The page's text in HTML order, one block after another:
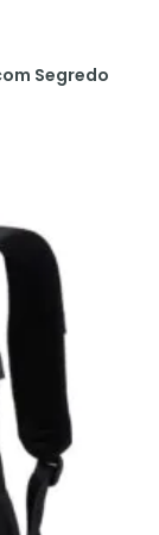
Segredo